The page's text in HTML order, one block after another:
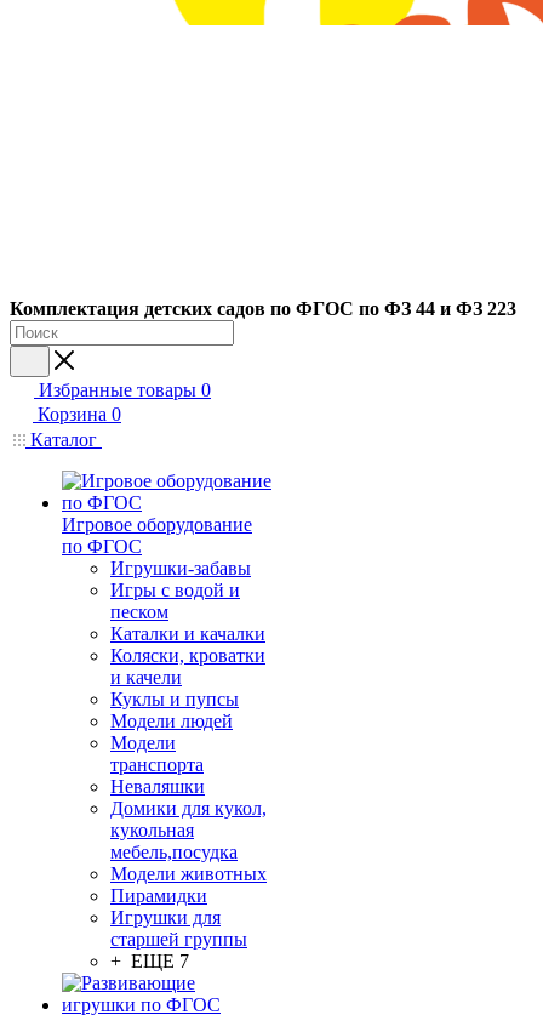
Комплектация детских садов по ФГОC по ФЗ 44 и ФЗ 223
Избранные товары 0
Корзина 0
Каталог
Игровое оборудование
по ФГОС
Игрушки-забавы
Игры с водой и
песком
Каталки и качалки
Коляски, кроватки
и качели
Куклы и пупсы
Модели людей
Модели
транспорта
Неваляшки
Домики для кукол,
кукольная
мебель,посудка
Модели животных
Пирамидки
Игрушки для
старшей группы
+ ЕЩЕ 7